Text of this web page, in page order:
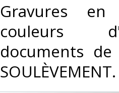
‎Gravures
couleurs
documents
SOULÈVEMENT.‎